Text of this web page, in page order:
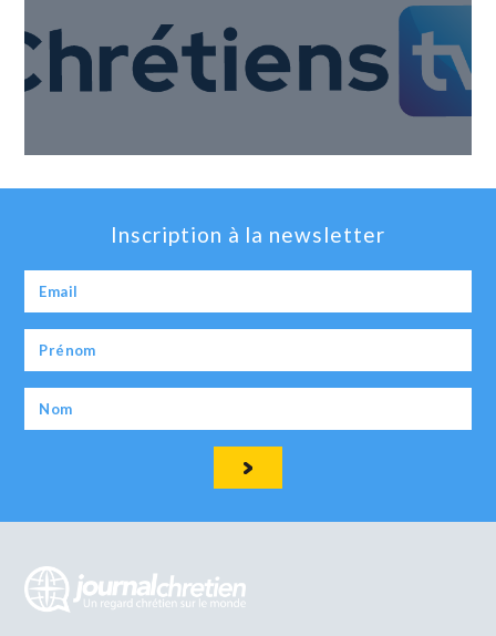
Inscription à la newsletter